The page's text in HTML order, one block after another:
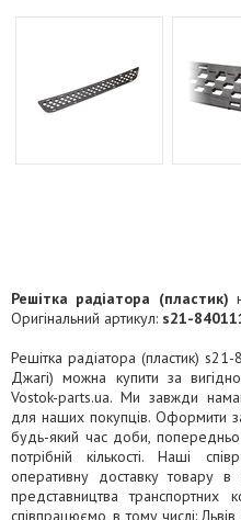
Решітка радіатора (пластик)
Оригінальний артикул: s21-
Решітка радіатора (пластик)
Джагі) можна купити за
Vostok-parts.ua. Ми завжди
для наших покупців. Оформити
будь-який час доби,
потрібній кількості. Наші
оперативну доставку товару
представництва транспортних
співпрацюємо, в тому числі: